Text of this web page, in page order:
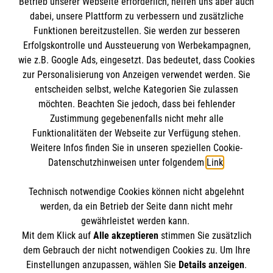
zu tun haben
Kursdauer:
9 Unterrichtseinheiten à 45 Minuten
Jetzt Kurs buchen: Erste-Hilfe in
Bildungseinrichtungen
Informationen
Impressum
Datenschutz
Barrierefreiheit
Kontakt
Die Malteser
Malteser in Deutschland
Malteserorden
Sharepoint
Spendenkonto
Bank: Pax-Bank für Kirche und Caritas eG
IBAN: DE43 3706 0120 1201 2104 76
BIC: GENODED1PA7
So finden Sie uns
Lindenstraße 11
53332 Bornheim
Der Malteser Hilfsdienst e.V. ist als eingetragene
dabei, unsere Plattform zu verbessern und zusätzliche
Funktionen bereitzustellen. Sie werden zur besseren
Erfolgskontrolle und Aussteuerung von Werbekampagnen,
wie z.B. Google Ads, eingesetzt. Das bedeutet, dass Cookies
zur Personalisierung von Anzeigen verwendet werden. Sie
entscheiden selbst, welche Kategorien Sie zulassen
möchten. Beachten Sie jedoch, dass bei fehlender
Zustimmung gegebenenfalls nicht mehr alle
Funktionalitäten der Webseite zur Verfügung stehen.
Weitere Infos finden Sie in unseren speziellen Cookie-
Datenschutzhinweisen unter folgendem Link.
Technisch notwendige Cookies können nicht abgelehnt
werden, da ein Betrieb der Seite dann nicht mehr
gewährleistet werden kann.
Mit dem Klick auf Alle akzeptierenstimmen Sie zusätzlich
dem Gebrauch der nicht notwendigen Cookies zu. Um Ihre
Einstellungen anzupassen, wählen Sie Details anzeigen.